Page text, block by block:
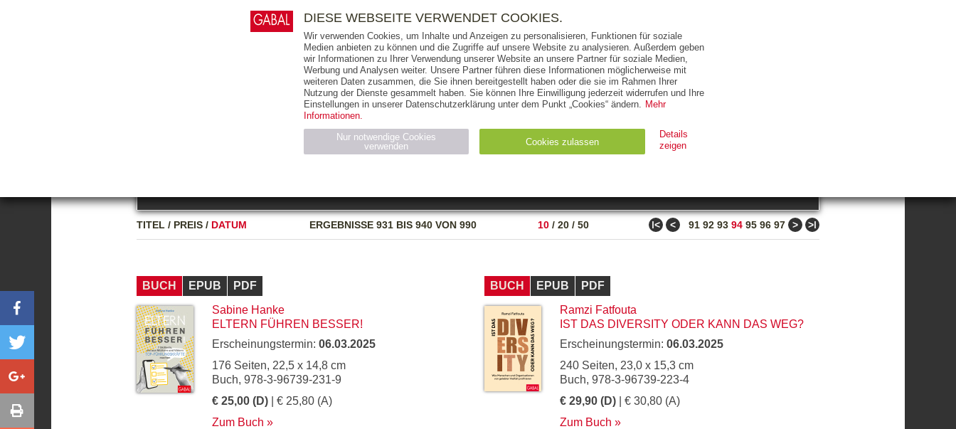
AUSGABEART AUS DER REIHE ZUM THEMA
TITEL / PREIS / DATUM ERGEBNISSE931 BIS 940 VON 990 10 / 20 / 50 ǀ< < 91 92 93 94 95 96 97 > >ǀ
BUCH EPUB
PDF
Sabine Hanke
ELTERN FÜHREN BESSER!
Erscheinungstermin: 06.03.2025
176 Seiten, 22,5 x 14,8 cm
Buch, 978-3-96739-231-9
€ 25,00 (D) | € 25,80 (A)
Zum Buch
BUCH EPUB
PDF
Ramzi Fatfouta
IST DAS DIVERSITY ODER KANN DAS WEG?
Erscheinungstermin: 06.03.2025
240 Seiten, 23,0 x 15,3 cm
Buch, 978-3-96739-223-4
€ 29,90 (D) | € 30,80 (A)
Zum Buch
E-BOOKS AUDIO-CDS MP3 NON-BOOKS
THEMEN AUTOREN VERLAG
RIGHTS PRESSE HANDEL FÜR UNTERNEHMEN
DIESE WEBSEITE VERWENDET COOKIES.
Wir verwenden Cookies, um Inhalte und Anzeigen zu personalisieren, Funktionen für soziale
Medien anbieten zu können und die Zugriffe auf unsere Website zu analysieren. Außerdem geben
wir Informationen zu Ihrer Verwendung unserer Website an unsere Partner für soziale Medien,
Werbung und Analysen weiter. Unsere Partner führen diese Informationen möglicherweise mit
weiteren Daten zusammen, die Sie ihnen bereitgestellt haben oder die sie im Rahmen Ihrer
Nutzung der Dienste gesammelt haben. Sie können Ihre Einwilligung jederzeit widerrufen und Ihre
Einstellungen in unserer Datenschutzerklärung unter dem Punkt „Cookies“ ändern. Mehr
Informationen.
Nur notwendige Cookies
verwenden
Cookies zulassen
Details
zeigen
Name Anbieter Zweck Ablauf
Typ
CMS_SESSION_ID
gabal-
Wird für die Speicherung der Benutzer-Session verwendet Session HTTP